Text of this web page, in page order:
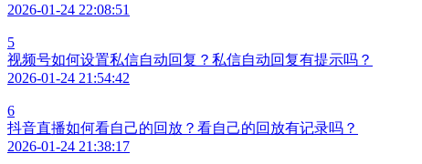
2026-01-24 22:08:51
5
视频号如何设置私信自动回复？私信自动回复有提示吗？
2026-01-24 21:54:42
6
抖音直播如何看自己的回放？看自己的回放有记录吗？
2026-01-24 21:38:17